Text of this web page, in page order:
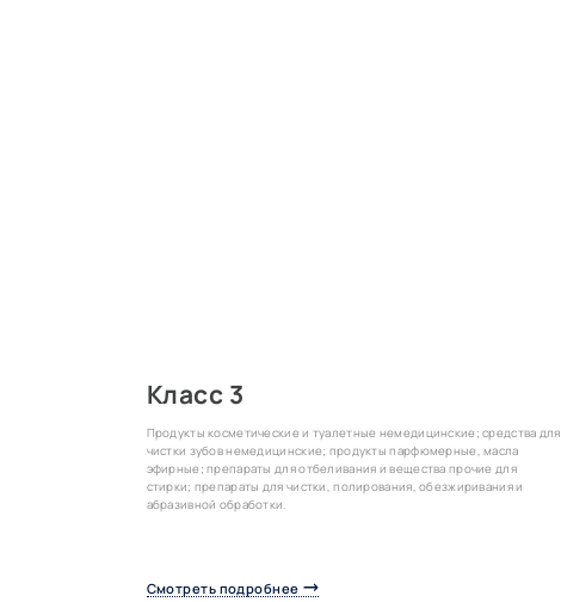
Класс 3
Продукты косметические и туалетные немедицинские; средства для
чистки зубов немедицинские; продукты парфюмерные, масла
эфирные; препараты для отбеливания и вещества прочие для
стирки; препараты для чистки, полирования, обезжиривания и
абразивной обработки.
Смотреть подробнее